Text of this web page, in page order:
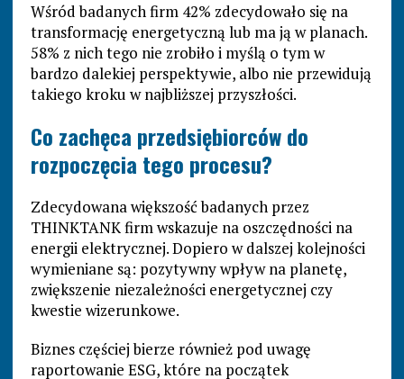
Wśród badanych firm 42% zdecydowało się na
transformację energetyczną lub ma ją w planach.
58% z nich tego nie zrobiło i myślą o tym w
bardzo dalekiej perspektywie, albo nie przewidują
takiego kroku w najbliższej przyszłości.
Co zachęca przedsiębiorców do
rozpoczęcia tego procesu?
Zdecydowana większość badanych przez
THINKTANK firm wskazuje na oszczędności na
energii elektrycznej. Dopiero w dalszej kolejności
wymieniane są: pozytywny wpływ na planetę,
zwiększenie niezależności energetycznej czy
kwestie wizerunkowe.
Biznes częściej bierze również pod uwagę
raportowanie ESG, które na początek